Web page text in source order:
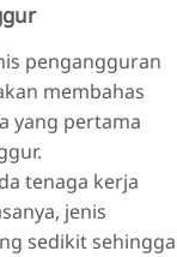
pengangguran
membahas
yang pertama
tenaga kerja
jenis
sedikit sehingga